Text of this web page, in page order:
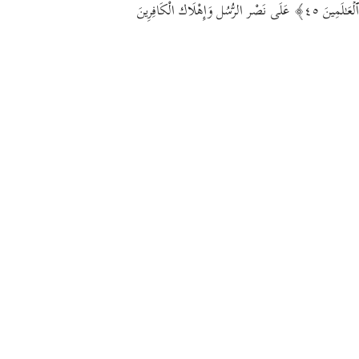
ٱلۡعَـٰلَمِینَ ٤٥﴾ عَلَى نَصْر الرُّسُل وَإِهْلَاك الْكَافِرِينَ